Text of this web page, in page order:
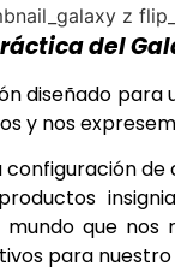
del
diseñado para
y nos
configuración
que
para